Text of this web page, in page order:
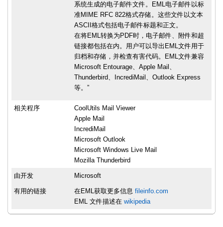
系统生成的电子邮件文件。EML电子邮件以标
准MIME RFC 822格式存储。这些文件以文本
ASCII格式包括电子邮件标题和正文。
在将EML转换为PDF时，电子邮件、附件和超
链接都包括在内。用户可以导出EML文件用于
归档和存储，并检查有害代码。EML文件兼容
Microsoft Entourage、Apple Mail、
Thunderbird、IncrediMail、Outlook Express
等。”
相关程序
CoolUtils Mail Viewer
Apple Mail
IncrediMail
Microsoft Outlook
Microsoft Windows Live Mail
Mozilla Thunderbird
由开发 Microsoft
有用的链接 在EML获取更多信息 fileinfo.com
EML 文件描述在 wikipedia